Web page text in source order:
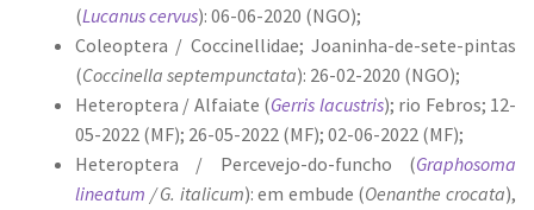
(Lucanus cervus): 06-06-2020 (NGO);
Coleoptera / Coccinellidae; Joaninha-de-sete-pintas
(Coccinella septempunctata): 26-02-2020 (NGO);
Heteroptera / Alfaiate (Gerris lacustris); rio Febros; 12-
05-2022 (MF); 26-05-2022 (MF); 02-06-2022 (MF);
Heteroptera / Percevejo-do-funcho (Graphosoma
lineatum / G. italicum): em embude (Oenanthe crocata),